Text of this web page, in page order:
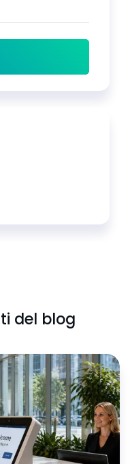
del blog